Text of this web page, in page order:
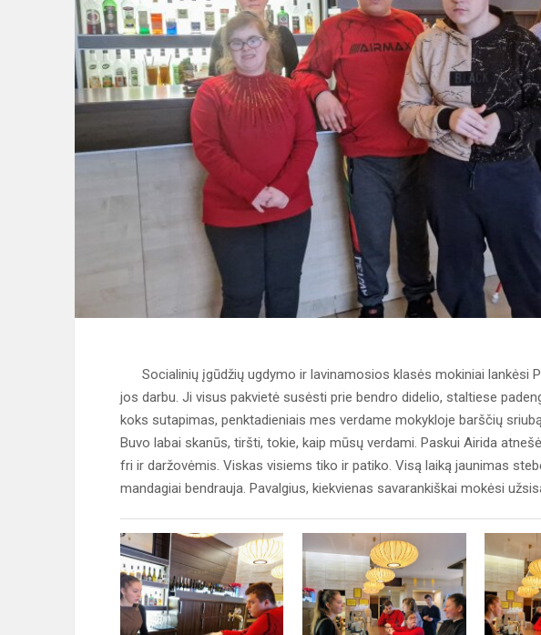
Socialinių įgūdžių ugdymo ir lavinamosios klasės mokiniai lankėsi
jos darbu. Ji visus pakvietė susėsti prie bendro didelio, staltiese
koks sutapimas, penktadieniais mes verdame mokykloje barščių
Buvo labai skanūs, tiršti, tokie, kaip mūsų verdami. Paskui Airida
fri ir daržovėmis. Viskas visiems tiko ir patiko. Visą laiką jaunimas
mandagiai bendrauja. Pavalgius, kiekvienas savarankiškai mokėsi